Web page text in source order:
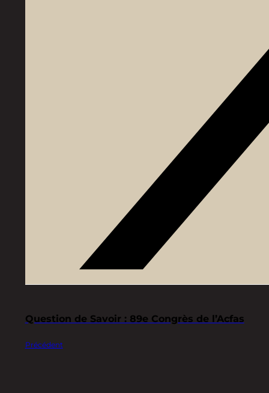
Précédent
Question de Savoir : 89e Congrès de l’Acfas